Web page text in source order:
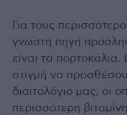
Για τους
γνωστή πηγή
είναι τα
στιγμή να
διαιτολόγιο μας, οι
περισσότερη